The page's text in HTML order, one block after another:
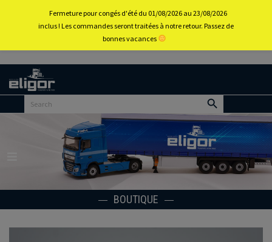
Retour
au
BOUTIQUE
Fermeture pour congés d'été du 01/08/2026 au 23/08/2026
inclus ! Les commandes seront traitées à notre retour. Passez de
bonnes vacances